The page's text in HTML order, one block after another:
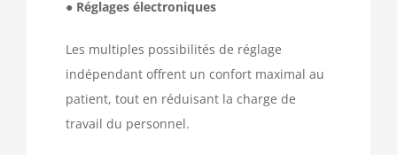
● Réglages électroniques
Les multiples possibilités de réglage
indépendant offrent un confort maximal au
patient, tout en réduisant la charge de
travail du personnel.